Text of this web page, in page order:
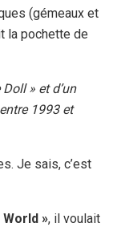
(gémeaux et
la pochette de
» et d’un
1993 et
Je sais, c’est
», il voulait